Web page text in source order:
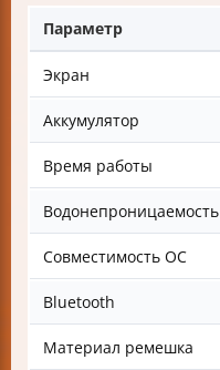
Параметр
Экран
Аккумулятор
Время работы
Водонепроницаемость
Совместимость ОС
Bluetooth
Материал ремешка